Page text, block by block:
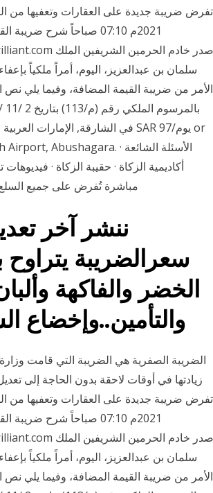
2021م 07:10 صباحاً شرح
سلمان بن عبدالعزيز، اليوم، أمراً ملكياً
الأمر من ضريبة القيمة المضافة، وفيما يلي نص
أكاديمية الزكاة · حقيبة الزكاة ·
مباشرة تُفرض على جميع
ننشر آخر
الخضر والفاكهة
والتأمين..وإخضاع
الضريبة الصفرية هي الضريبة التي قامت
زيادتها في أوقات لاحقة بدون الحاجة إلى
2021م 07:10 صباحاً شرح
سلمان بن عبدالعزيز، اليوم، أمراً ملكياً
الأمر من ضريبة القيمة المضافة، وفيما يلي نص